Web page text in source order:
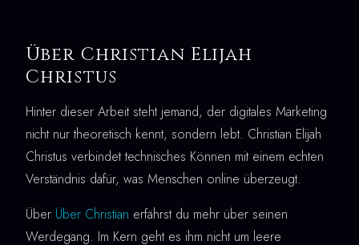
Über Christian Elijah
Christus
Hinter dieser Arbeit steht jemand, der digitales Marketing
nicht nur theoretisch kennt, sondern lebt. Christian Elijah
Christus verbindet technisches Können mit einem echten
Verständnis dafür, was Menschen online überzeugt.
Über Über Christian erfährst du mehr über seinen
Werdegang. Im Kern geht es ihm nicht um leere